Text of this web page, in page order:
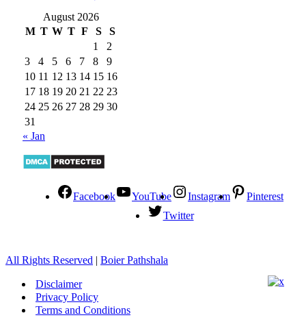
August 2026
M T W T F S
S
1
2
3
4 5 6 7 8
9
10 11 12 13 14 15 16
17 18 19 20 21 22 23
24 25 26 27 28 29 30
31
« Jan
Facebook YouTube Instagram
Pinterest
Twitter
All Rights Reserved | Boier Pathshala
Disclaimer
Privacy Policy
Terms and Conditions